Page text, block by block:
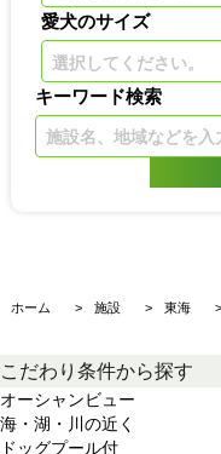
愛犬のサイズ
選択してください。
キーワード検索
ホーム 施設 東海
こだわり条件から探す
オーシャンビュー
海・湖・川の近く
ドッグプール付